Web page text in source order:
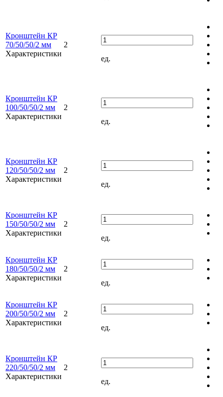
Кронштейн КР
70/50/50/2 мм
Характеристики
2
ед.
Кронштейн КР
100/50/50/2 мм
Характеристики
2
ед.
Кронштейн КР
120/50/50/2 мм
Характеристики
2
ед.
Кронштейн КР
150/50/50/2 мм
Характеристики
2
ед.
Кронштейн КР
180/50/50/2 мм
Характеристики
2
ед.
Кронштейн КР
200/50/50/2 мм
Характеристики
2
ед.
Кронштейн КР
220/50/50/2 мм
Характеристики
2
ед.